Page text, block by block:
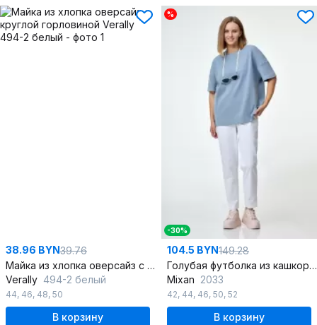
38.96 BYN39.76
Майка из хлопка оверсайз с круглой горловиной
Verally 494-2 белый
44, 46, 48, 50
В корзину
%
-30%
104.5 BYN149.28
Голубая футболка из кашкорсе с сублимационной печатью
Mixan 2033
42, 44, 46, 50, 52
В корзину